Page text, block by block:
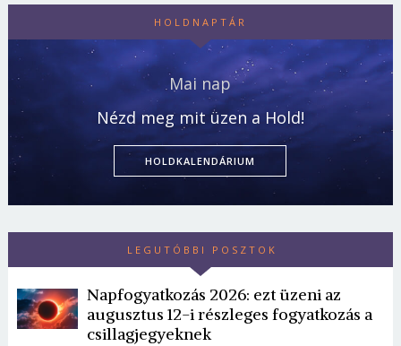
HOLDNAPTÁR
Mai nap
Nézd meg mit üzen a Hold!
HOLDKALENDÁRIUM
LEGUTÓBBI POSZTOK
Napfogyatkozás 2026: ezt üzeni az
augusztus 12-i részleges fogyatkozás a
csillagjegyeknek